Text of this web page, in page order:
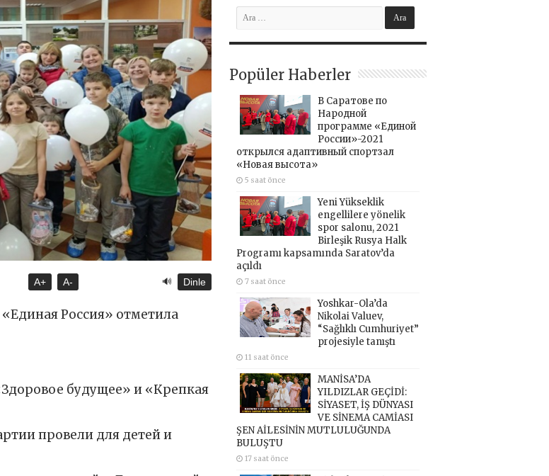
A+ A- 🔊 Dinle
Россия» отметила
будущее» и «Крепкая
провели для детей и
Popüler Haberler
В Саратове по
Народной
программе «Единой
России»-2021
открылся адаптивный спортзал
«Новая высота»
5 saat önce
Yeni Yükseklik
engellilere yönelik
spor salonu, 2021
Birleşik Rusya Halk
Programı kapsamında Saratov’da
açıldı
7 saat önce
Yoshkar-Ola’da
Nikolai Valuev,
“Sağlıklı Cumhuriyet”
projesiyle tanıştı
11 saat önce
MANİSA’DA
YILDIZLAR GEÇİDİ:
SİYASET, İŞ DÜNYASI
VE SİNEMA CAMİASI
ŞEN AİLESİNİN MUTLULUĞUNDA
BULUŞTU
17 saat önce